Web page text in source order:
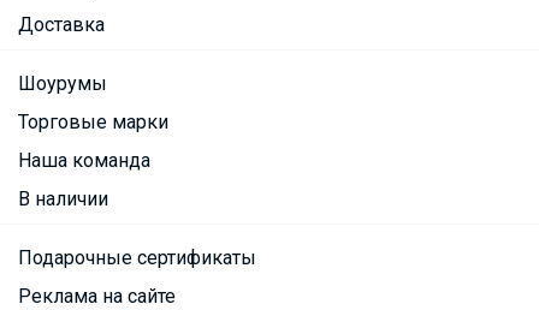
Доставка
Шоурумы
Торговые марки
Наша команда
В наличии
Подарочные сертификаты
Реклама на сайте